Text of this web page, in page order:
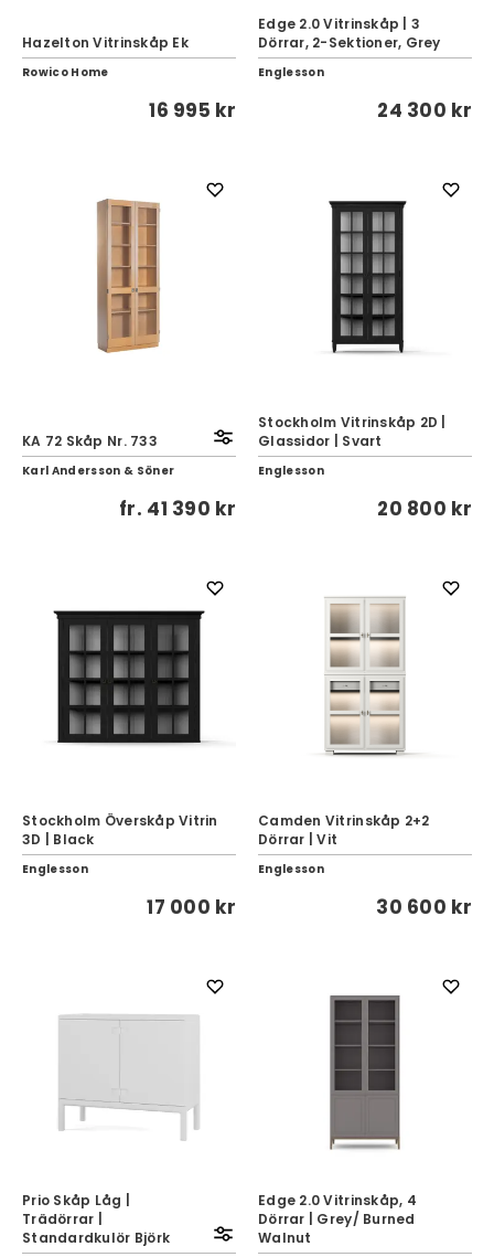
Hazelton Vitrinskåp Ek
Rowico Home
16 995 kr
Edge 2.0 Vitrinskåp | 3
Dörrar, 2-Sektioner, Grey
Englesson
24 300 kr
KA 72 Skåp Nr. 733
Karl Andersson & Söner
fr. 41 390 kr
Stockholm Vitrinskåp 2D |
Glassidor | Svart
Englesson
20 800 kr
Stockholm Överskåp Vitrin
3D | Black
Englesson
17 000 kr
Camden Vitrinskåp 2+2
Dörrar | Vit
Englesson
30 600 kr
Prio Skåp Låg |
Trädörrar |
Standardkulör Björk
Edge 2.0 Vitrinskåp, 4
Dörrar | Grey/ Burned
Walnut